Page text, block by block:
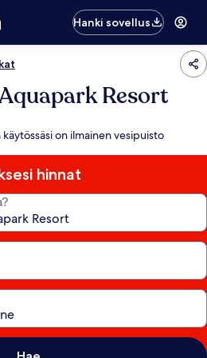
Hanki sovellus
Resort
käytössäsi on ilmainen vesipuisto
hinnat